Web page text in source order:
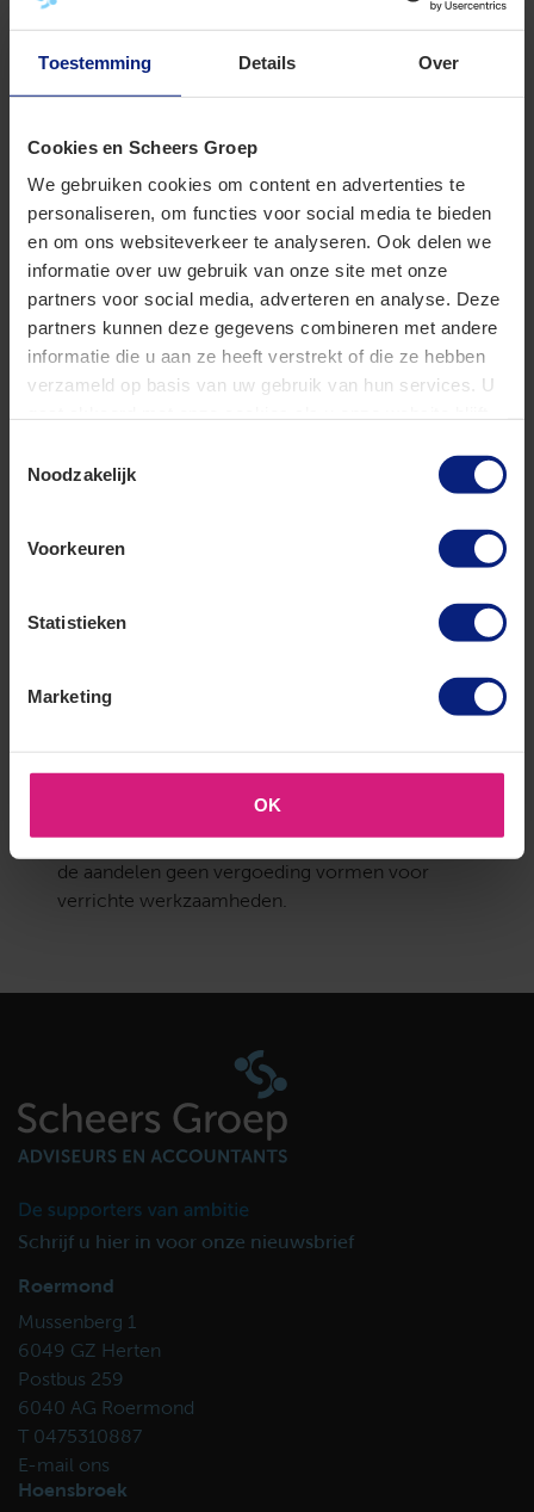
Toestemming Details Over
Cookies en Scheers Groep
We gebruiken cookies om content en advertenties te
personaliseren, om functies voor social media te bieden
en om ons websiteverkeer te analyseren. Ook delen we
informatie over uw gebruik van onze site met onze
partners voor social media, adverteren en analyse. Deze
partners kunnen deze gegevens combineren met andere
informatie die u aan ze heeft verstrekt of die ze hebben
verzameld op basis van uw gebruik van hun services. U
Noodzakelijk
Voorkeuren
Statistieken
Marketing
OK
bewezen. Zonder die dienstbetrekking had hij de
een familieband of andere persoonlijke relatie
met de schenker. De werknemer betoogt dat
schenker wilde de continuïteit van de
onderneming waarborgen en voorkomen dat
het bedrijf ten prooi zou vallen aan grotere
spelers.
Causaal verband is niet genoeg
De rechtbank stelt voorop dat de aandelen
behoorden tot het privévermogen van de
schenker en niet tot het vermogen van de
werkgever. De schenker is niet gecompenseerd
voordeel en dienstbetrekking betekent nog niet
Uit het getuigenverhoor blijkt dat de schenker de
aandelen uit eigen beweging schonk, vanuit zijn
karakter zou behouden. De schenker had daarbij
werkgeverspet. Bovendien kreeg de werknemer
de aandelen niet vrij in handen: hij moet ze
niet de beloning van de werknemer. Van loon
de aandelen geen vergoeding vormen voor
verrichte werkzaamheden.
Schrijf u hier in voor onze nieuwsbrief
Roermond
Mussenberg 1
6049 GZ Herten
Postbus 259
6040 AG Roermond
T 0475310887
E-mail ons
Hoensbroek